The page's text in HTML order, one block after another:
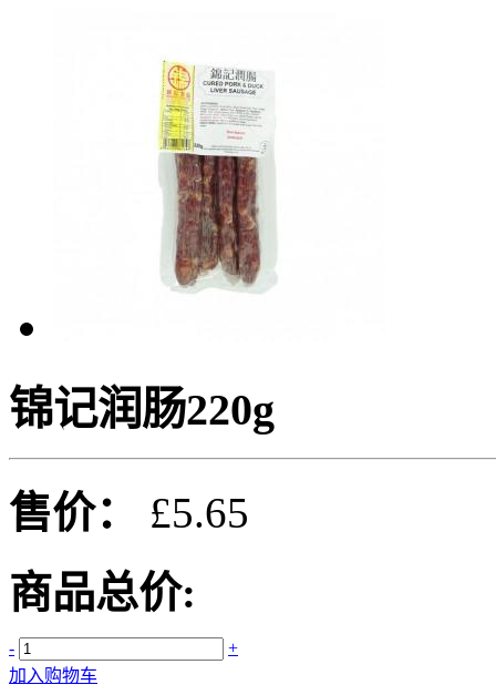
锦记润肠220g
售价：
£5.65
商品总价:
-
+
加入购物车